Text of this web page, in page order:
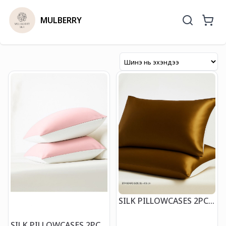
MULBERRY
SILK PILLOWCASES 2PCS